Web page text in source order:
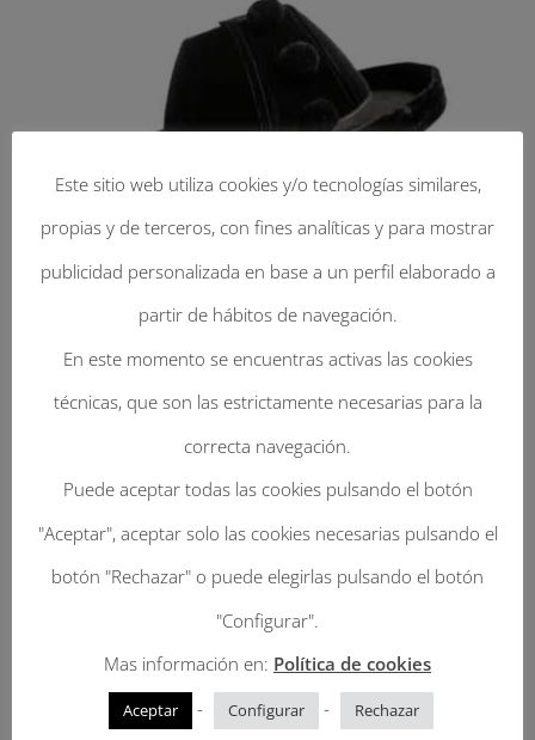
Enviar Un Comentario
Tu dirección de correo electrónico no será
publicada.Los campos obligatorios están
marcados con
*
Este sitio web utiliza cookies y/o tecnologías similares,
propias y de terceros, con fines analíticas y para mostrar
publicidad personalizada en base a un perfil elaborado a
partir de hábitos de navegación.
En este momento se encuentras activas las cookies
técnicas, que son las estrictamente necesarias para la
correcta navegación.
Puede aceptar todas las cookies pulsando el botón
"Aceptar", aceptar solo las cookies necesarias pulsando el
botón "Rechazar" o puede elegirlas pulsando el botón
"Configurar".
Mas información en: Política de cookies
Aceptar - Configurar - Rechazar